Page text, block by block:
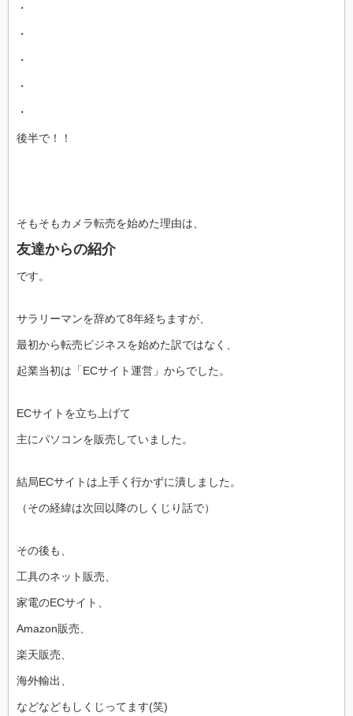
・
・
・
・
・
後半で！！
そもそもカメラ転売を始めた理由は、
友達からの紹介
です。
サラリーマンを辞めて8年経ちますが、
最初から転売ビジネスを始めた訳ではなく、
起業当初は「ECサイト運営」からでした。
ECサイトを立ち上げて
主にパソコンを販売していました。
結局ECサイトは上手く行かずに潰しました。
（その経緯は次回以降のしくじり話で）
その後も、
工具のネット販売、
家電のECサイト、
Amazon販売、
楽天販売、
海外輸出、
などなどもしくじってます(笑)